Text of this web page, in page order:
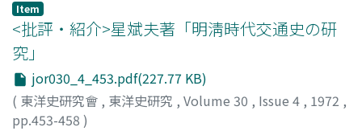
Item
<批評・紹介>星斌夫著「明淸時代交通史の研
究」
jor030_4_453.pdf(227.77 KB)
( 東洋史研究會 , 東洋史研究 , Volume 30 , Issue 4 , 1972 ,
pp.453-458 )